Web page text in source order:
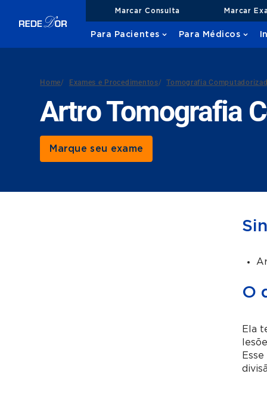
Marcar Consulta Marcar
Para Pacientes Para Médicos
Home/ Exames e Procedimentos/ Tomografia
Artro Tomografia
Marque seu exame
O
Ela